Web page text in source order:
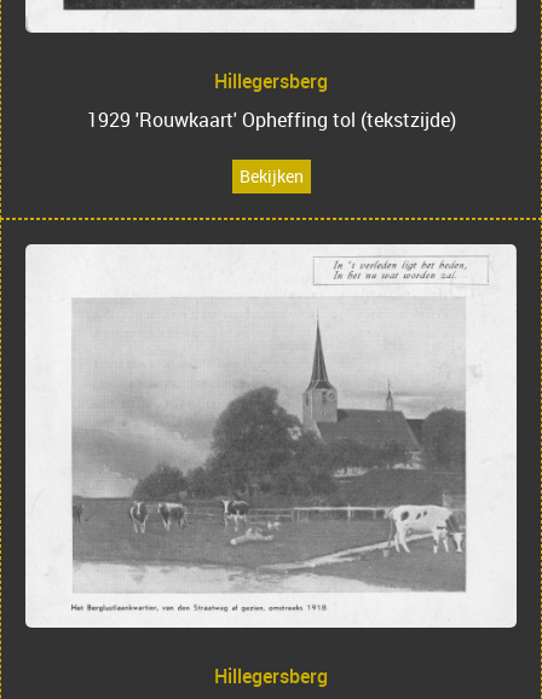
Hillegersberg
1929 'Rouwkaart' Opheffing tol (tekstzijde)
Bekijken
Hillegersberg